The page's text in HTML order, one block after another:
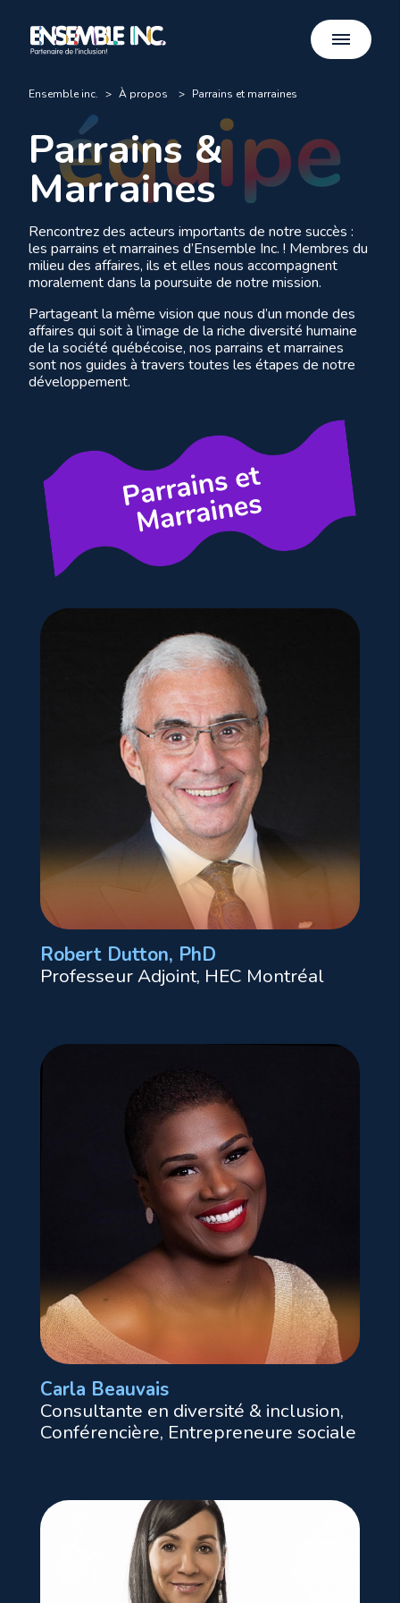
Ensemble inc. > À propos > Parrains et marraines
Parrains &
Marraines
Rencontrez des acteurs importants de notre succès :
les parrains et marraines d’Ensemble Inc. ! Membres du
milieu des affaires, ils et elles nous accompagnent
moralement dans la poursuite de notre mission.
Partageant la même vision que nous d’un monde des
affaires qui soit à l’image de la riche diversité humaine
de la société québécoise, nos parrains et marraines
sont nos guides à travers toutes les étapes de notre
développement.
Robert Dutton, PhD
Professeur Adjoint, HEC Montréal
Carla Beauvais
Consultante en diversité & inclusion,
Conférencière, Entrepreneure sociale